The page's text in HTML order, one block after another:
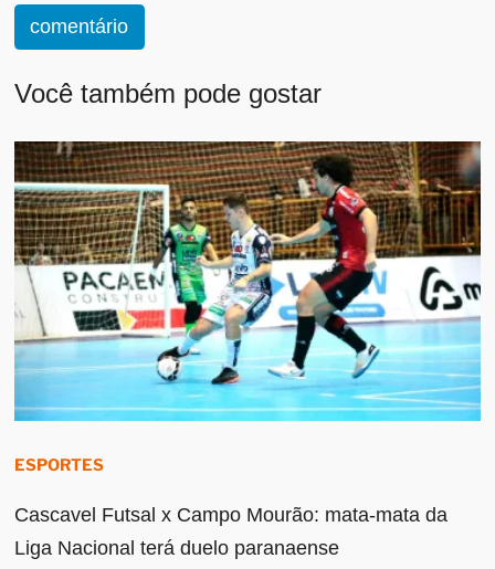
comentário
Você também pode gostar
ESPORTES
Cascavel Futsal x Campo Mourão: mata-mata da
Liga Nacional terá duelo paranaense